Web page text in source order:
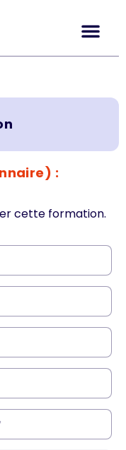
:
cette formation.